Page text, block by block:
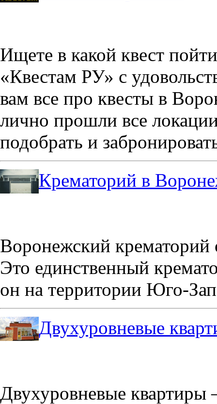
Ищете в какой квест
«Квестам РУ» с
вам все про квесты в
лично прошли все
подобрать и
Крематорий в
Воронежский крематорий
Это единственный
он на территории Юго-
Двухуровневые
Двухуровневые квартиры